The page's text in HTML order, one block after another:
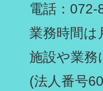
電話：072-
業務時間は
施設や業
(法人番号